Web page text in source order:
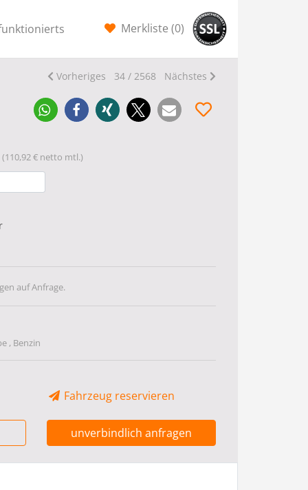
Merkliste (0)
Vorheriges 34 / 2568 Nächstes
(110,92 € netto mtl.)
auf Anfrage.
, Benzin
Fahrzeug reservieren
unverbindlich anfragen